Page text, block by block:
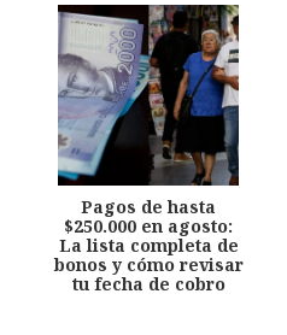
Pagos de hasta
$250.000 en agosto:
La lista completa de
bonos y cómo revisar
tu fecha de cobro